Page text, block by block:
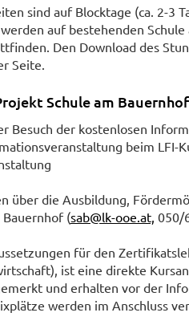
sind auf Blocktage (ca. 2-3
auf bestehenden Schule
Den Download des
Seite.
Schule am
Besuch der kostenlosen
beim LFI-
über die Ausbildung,
Bauernhof (sab@lk-ooe.at, 050/
für den
ist eine direkte
und erhalten vor der
werden im Anschluss